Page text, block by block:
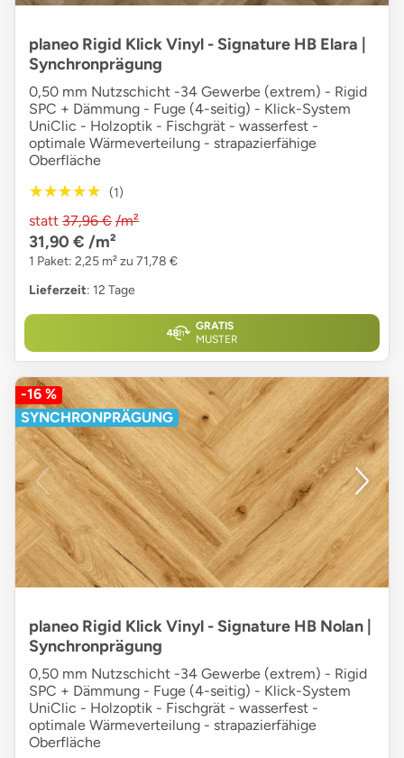
planeo Rigid Klick Vinyl - Signature HB Elara |
Synchronprägung
0,50 mm Nutzschicht -34 Gewerbe (extrem) - Rigid
SPC + Dämmung - Fuge (4-seitig) - Klick-System
UniClic - Holzoptik - Fischgrät - wasserfest -
optimale Wärmeverteilung - strapazierfähige
Oberfläche
★★★★★
★★★★★ (1)
statt 37,96 € /m²
31,90 € /m²
1 Paket: 2,25 m² zu 71,78 €
Lieferzeit: 12 Tage
GRATIS
MUSTER
-16 %
SYNCHRONPRÄGUNG
planeo Rigid Klick Vinyl - Signature HB Nolan |
Synchronprägung
0,50 mm Nutzschicht -34 Gewerbe (extrem) - Rigid
SPC + Dämmung - Fuge (4-seitig) - Klick-System
UniClic - Holzoptik - Fischgrät - wasserfest -
optimale Wärmeverteilung - strapazierfähige
Oberfläche